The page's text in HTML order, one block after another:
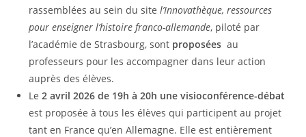
rassemblées au sein du sitel’Innovathèque, ressources
pour enseigner l’histoire franco-allemande, piloté par
l’académie de Strasbourg, sont proposées au
professeurs pour les accompagner dans leur action
auprès des élèves.
Le2 avril 2026 de 19h à 20h une visioconférence-débat
est proposée à tous les élèves qui participent au projet
tant en France qu’en Allemagne. Elle est entièrement